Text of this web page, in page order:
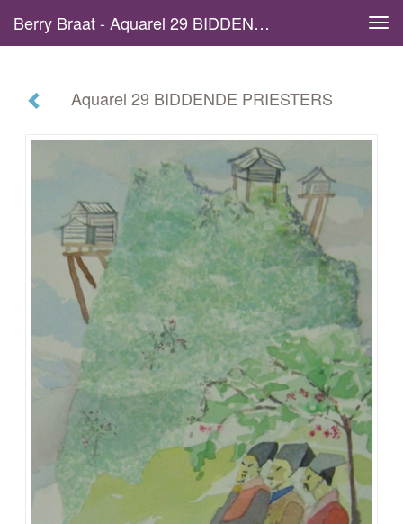
Berry Braat - Aquarel 29 BIDDENDE PRIESTERS
Aquarel 29 BIDDENDE PRIESTERS